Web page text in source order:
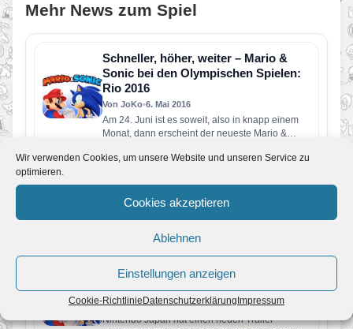
Wir verwenden Cookies, um unsere Website und unseren Service zu
optimieren.
Cookies akzeptieren
Ablehnen
Einstellungen anzeigen
Cookie-Richtlinie Datenschutzerklärung Impressum
Mehr News zum Spiel
Schneller, höher, weiter – Mario &
Sonic bei den Olympischen Spielen:
Rio 2016
Von JoKo•6. Mai 2016
Am 24. Juni ist es soweit, also in knapp einem
Monat, dann erscheint der neueste Mario &
PM: Neue Spiele für Wii U und
und darüber hinaus
7. März 2016
wurden neue Spiele mit Kirby und Paper Mario
sowie ein neues Monster Hunter…
Neuer Trailer zum neusten Teil der
Mario & Sonic-Reihe
Von Melvin•28. Dezember 2015
Nintendo Japan hat einen neuen Trailer